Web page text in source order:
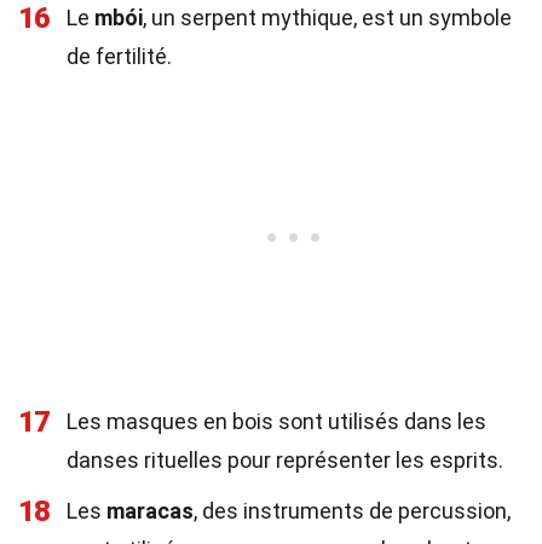
16 Le mbói, un serpent mythique, est un symbole
de fertilité.
17
Les masques en bois sont utilisés dans les
danses rituelles pour représenter les esprits.
18 Les maracas, des instruments de percussion,